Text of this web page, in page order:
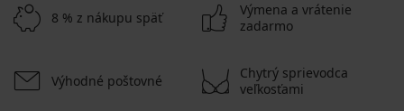
8 % z nákupu späť
Výmena a vrátenie
zadarmo
Výhodné poštovné
Chytrý sprievodca
veľkosťami